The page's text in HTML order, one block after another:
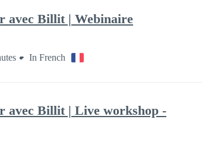
avec Billit | Webinaire
In French
avec Billit | Live workshop -